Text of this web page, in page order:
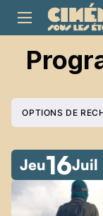
OPTIONS DE
Jeu16Juil